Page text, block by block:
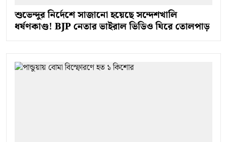
শুভেন্দুর নির্দেশে সাজানো হয়েছে সন্দেশখালি
ধর্ষণকাণ্ড! BJP নেতার ভাইরাল ভিডিও ঘিরে তোলপাড়